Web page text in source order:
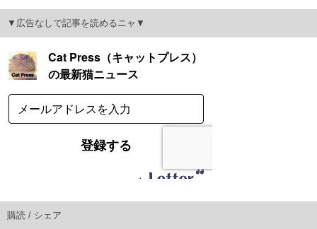
▼広告なしで記事を読めるニャ▼
購読 / シェア